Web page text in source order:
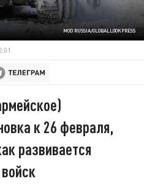
MOD RUSSIA/GLOBALLOOKPRESS
к 26 февраля,
развивается